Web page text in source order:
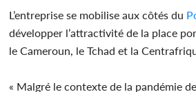
L’entreprise se mobilise aux côtés du
développer l’attractivité de la place
le Cameroun, le Tchad et la
« Malgré le contexte de la pandémie